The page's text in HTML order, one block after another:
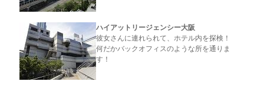
ハイアットリージェンシー大阪
彼女さんに連れられて、ホテル内を探検！
何だかバックオフィスのような所を通りま
す！